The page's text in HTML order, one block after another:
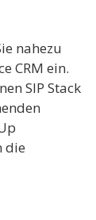
nahezu
CRM ein.
SIP Stack
die